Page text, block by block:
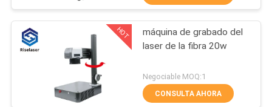
TOUR
POR
FÁBRICA
Cortadora del tubo
del laser de la fibra
HOT
máquina de grabado del
laser de la fibra 20w
Negociable MOQ:1
CONSULTA AHORA